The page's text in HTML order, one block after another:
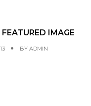
IMAGE
BY ADMIN